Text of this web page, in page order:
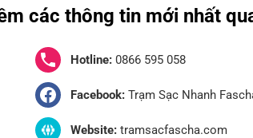
các thông tin mới nhất
Hotline: 0866 595 058
Facebook: Trạm Sạc Nhanh
Website: tramsacfascha.com